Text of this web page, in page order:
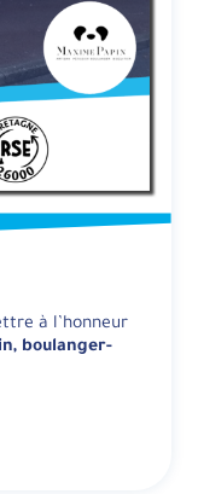
à l’honneur
boulanger-